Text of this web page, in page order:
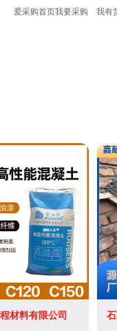
爱采购首页我要采购 我有
材料有限公司